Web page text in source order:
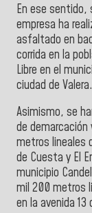
En ese sentido,
empresa ha
asfaltado en
corrida en la
Libre en el
ciudad de Valera.
Asimismo, se
de demarcación
metros lineales
de Cuesta y El
municipio
mil 200 metros
en la avenida 13